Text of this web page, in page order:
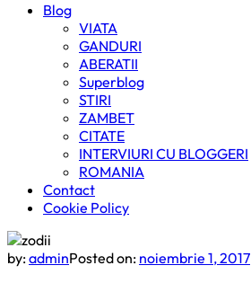
Blog
VIATA
GANDURI
ABERATII
Superblog
STIRI
ZAMBET
CITATE
INTERVIURI CU BLOGGERI
ROMANIA
Contact
Cookie Policy
by:adminPosted on: noiembrie 1, 2017